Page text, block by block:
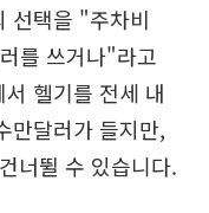
선택을 "주차비
를 쓰거나"라고
헬기를 전세 내
만달러가 들지만,
너뛸 수 있습니다.